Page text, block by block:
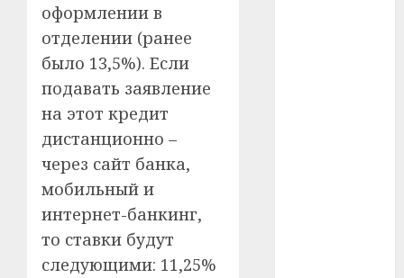
оформлении в
отделении (ранее
было 13,5%). Если
подавать заявление
на этот кредит
дистанционно –
через сайт банка,
мобильный и
интернет-банкинг,
то ставки будут
следующими: 11,25%